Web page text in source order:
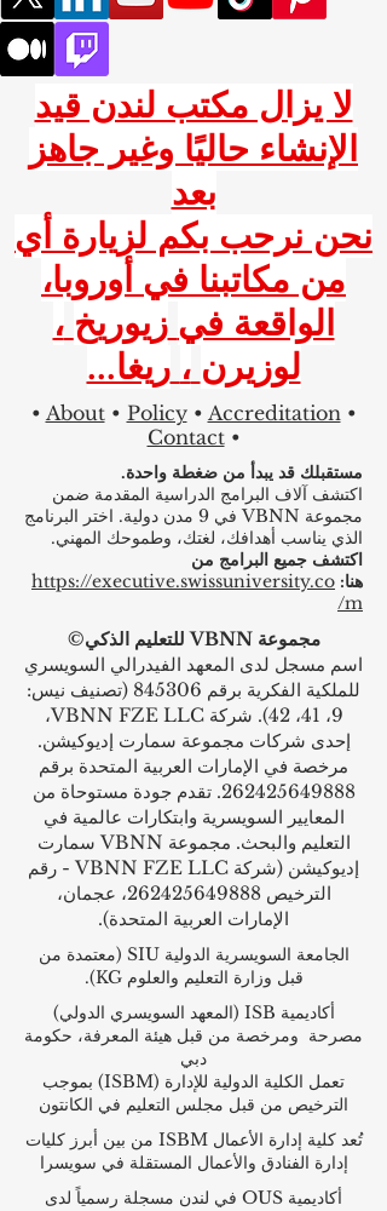
لا يزال مكتب لندن قيد
الإنشاء حاليًا وغير جاهز
بعد
نحن نرحب بكم لزيارة أي
من مكاتبنا في أوروبا،
الواقعة في زيوريخ ،
لوزيرن ، ريغا...
• About• Policy• Accreditation•
Contact•
مستقبلك قد يبدأ من ضغطة واحدة.
اكتشف آلاف البرامج الدراسية المقدمة ضمن
مجموعة VBNN في 9 مدن دولية. اختر البرنامج
الذي يناسب أهدافك، لغتك، وطموحك المهني.
اكتشف جميع البرامج من
هنا: https://executive.swissuniversity.co
m/
مجموعة VBNN للتعليم الذكي©
اسم مسجل لدى المعهد الفيدرالي السويسري
للملكية الفكرية برقم 845306 (تصنيف نيس:
9، 41، 42). شركة VBNN FZE LLC،
إحدى شركات مجموعة سمارت إديوكيشن.
مرخصة في الإمارات العربية المتحدة برقم
262425649888. تقدم جودة مستوحاة من
المعايير السويسرية وابتكارات عالمية في
التعليم والبحث. مجموعة VBNN سمارت
إديوكيشن (شركة VBNN FZE LLC - رقم
الترخيص262425649888، عجمان،
الإمارات العربية المتحدة).
الجامعة السويسرية الدوليةSIU
(معتمدة من
قبل وزارة التعليم والعلوم KG).
أكاديمية ISB (المعهد السويسري الدولي)
مصرحة ومرخصة من قبل هيئة المعرفة، حكومة
دبي
تعمل الكلية الدولية للإدارة (ISBM) بموجب
الترخيص من قبل مجلس التعليم في الكانتون
تُعد كلية إدارة الأعمال ISBM من بين أبرز كليات
إدارة الفنادق والأعمال المستقلة في سويسرا
أكاديمية OUS في لندن مسجلة رسمياً لدى